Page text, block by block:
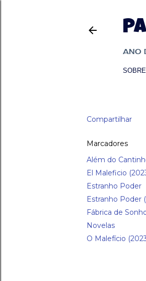
ANO
SOBRE
Compartilhar
Marcadores
Além do
El Maleficio
Estranho Poder
Estranho Poder
Fábrica de
Novelas
O Malefício